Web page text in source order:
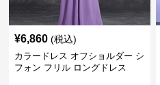
¥6,860 (税込)
カラードレス オフショルダー シ
フォン フリル ロングドレス